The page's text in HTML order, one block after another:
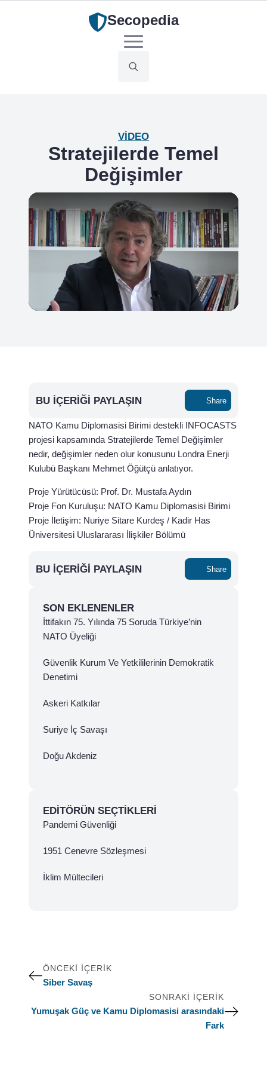
Secopedia
VIDEO
Stratejilerde Temel
Değişimler
BU İÇERIĞI PAYLAŞIN Share
NATO Kamu Diplomasisi Birimi destekli INFOCASTS
projesi kapsamında Stratejilerde Temel Değişimler
nedir, değişimler neden olur konusunu Londra Enerji
Kulubü Başkanı Mehmet Öğütçü anlatıyor.
Proje Yürütücüsü: Prof. Dr. Mustafa Aydın
Proje Fon Kuruluşu: NATO Kamu Diplomasisi Birimi
Proje İletişim: Nuriye Sitare Kurdeş / Kadir Has
Üniversitesi Uluslararası İlişkiler Bölümü
BU İÇERIĞI PAYLAŞIN Share
SON EKLENENLER
İttifakın 75. Yılında 75 Soruda Türkiye’nin
NATO Üyeliği
Güvenlik Kurum Ve Yetkililerinin Demokratik
Denetimi
Askeri Katkılar
Suriye İç Savaşı
Doğu Akdeniz
EDITÖRÜN SEÇTIKLERI
Pandemi Güvenliği
1951 Cenevre Sözleşmesi
İklim Mültecileri
ÖNCEKI İÇERIK
Siber Savaş
SONRAKI İÇERIK
Yumuşak Güç ve Kamu Diplomasisi arasındaki
Fark